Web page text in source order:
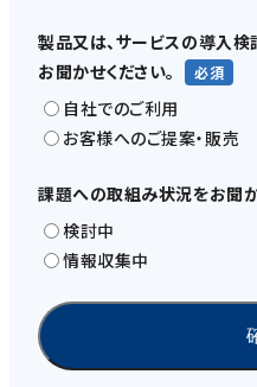
製品又は、サービスの導入
お聞かせください。
自社でのご利用
お客様へのご提案・販売
課題への取組み状況をお聞
検討中
情報収集中